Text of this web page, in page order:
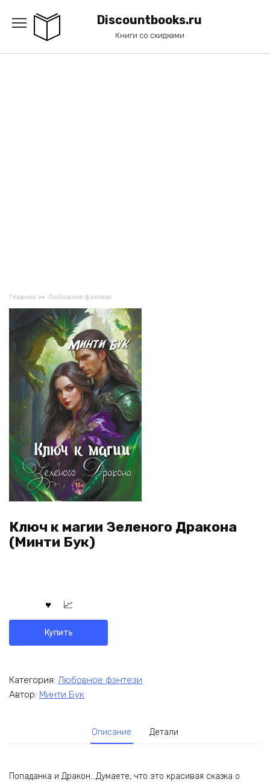
содержанию
Discountbooks.ru
Книги со скидками
Главная Любовное фэнтези
Ключ к магии Зеленого Дракона
(Минти Бук)
Купить
Категория: Любовное фэнтези
Автор: Минти Бук
Описание Детали
Попаданка и Дракон…Думаете, что это красивая сказка о